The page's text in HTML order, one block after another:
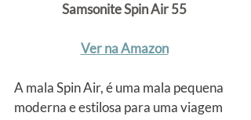
Samsonite Spin Air 55
Ver na Amazon
A mala Spin Air, é uma mala pequena
moderna e estilosa para uma viagem